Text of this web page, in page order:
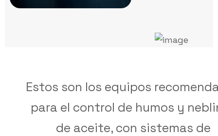
Estos son los equipos
para el control de humos y
de aceite, con sistemas de